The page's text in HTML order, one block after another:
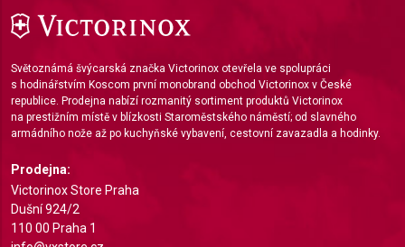
Světoznámá švýcarská značka Victorinox otevřela ve spolupráci
s hodinářstvím Koscom první monobrand obchod Victorinox v České
republice. Prodejna nabízí rozmanitý sortiment produktů Victorinox
na prestižním místě v blízkosti Staroměstského náměstí; od slavného
armádního nože až po kuchyňské vybavení, cestovní zavazadla a hodinky.
Prodejna:
Victorinox Store Praha
Dušní 924/2
110 00 Praha 1
combinations of data from different sources
Use limited data to select content
IAB Special Features:
Identify devices based on information actively
requested
Non-IAB processing purposes: